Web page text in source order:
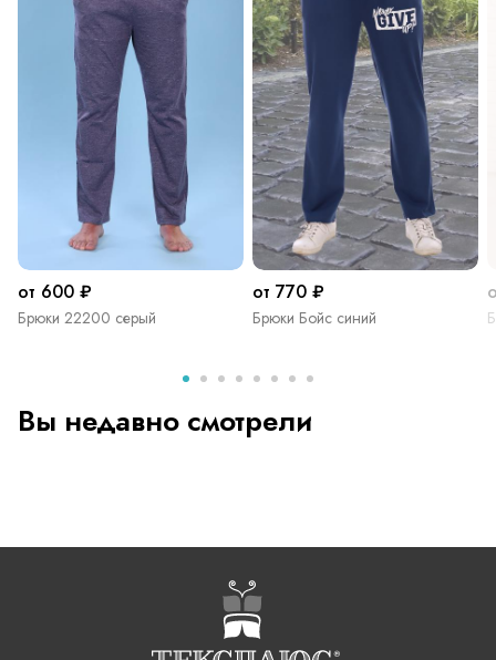
от 600 ₽
Брюки 22200 серый
от 770 ₽
Брюки Бойс синий
Вы недавно смотрели